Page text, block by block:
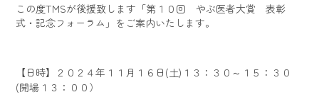
この度TMSが後援致します「第１０回 やぶ医者大賞 表彰
式・記念フォーラム」をご案内いたします。
【日時】２０２４年１１月１６日(土)１３：３０～１５：３０
(開場１３：００）